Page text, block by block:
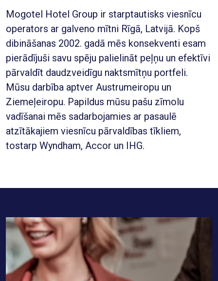
Mogotel Hotel Group ir starptautisks viesnīcu
operators ar galveno mītni Rīgā, Latvijā. Kopš
dibināšanas 2002. gadā mēs konsekventi esam
pierādījuši savu spēju palielināt peļņu un efektīvi
pārvaldīt daudzveidīgu naktsmītņu portfeli.
Mūsu darbība aptver Austrumeiropu un
Ziemeļeiropu. Papildus mūsu pašu zīmolu
vadīšanai mēs sadarbojamies ar pasaulē
atzītākajiem viesnīcu pārvaldības tīkliem,
tostarp Wyndham, Accor un IHG.